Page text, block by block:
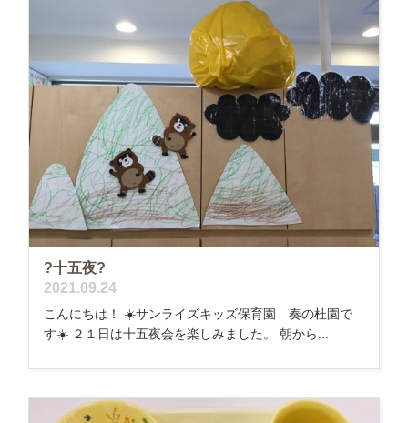
?十五夜?
2021.09.24
こんにちは！ ☀️サンライズキッズ保育園 奏の杜園で
す☀️ ２１日は十五夜会を楽しみました。 朝から...